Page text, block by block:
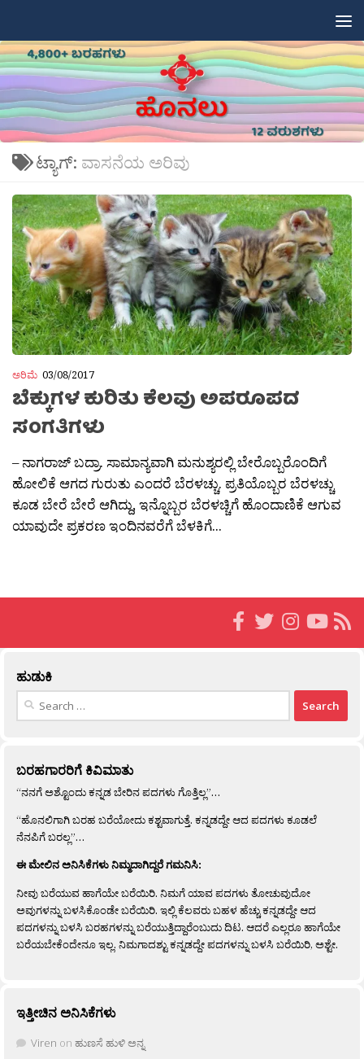
ಟ್ಯಾಗ್: ವಾಸನೆಯ ಅರಿವು
ಅರಿಮೆ 03/08/2017
ಬೆಕ್ಕುಗಳ ಕುರಿತು ಕೆಲವು ಅಪರೂಪದ
ಸಂಗತಿಗಳು
– ನಾಗರಾಜ್ ಬದ್ರಾ. ಸಾಮಾನ್ಯವಾಗಿ ಮನುಶ್ಯರಲ್ಲಿ ಬೇರೊಬ್ಬರೊಂದಿಗೆ
ಹೋಲಿಕೆ ಆಗದ ಗುರುತು ಎಂದರೆ ಬೆರಳಚ್ಚು. ಪ್ರತಿಯೊಬ್ಬರ ಬೆರಳಚ್ಚು
ಕೂಡ ಬೇರೆ ಬೇರೆ ಆಗಿದ್ದು, ಇನ್ನೊಬ್ಬರ ಬೆರಳಚ್ಚಿಗೆ ಹೊಂದಾಣಿಕೆ ಆಗುವ
ಯಾವುದೇ ಪ್ರಕರಣ ಇಂದಿನವರೆಗೆ ಬೆಳಕಿಗೆ...
ಹುಡುಕಿ
Search
ಬರಹಗಾರರಿಗೆ ಕಿವಿಮಾತು
“ನನಗೆ ಅಶ್ಟೊಂದು ಕನ್ನಡ ಬೇರಿನ ಪದಗಳು ಗೊತ್ತಿಲ್ಲ”…
“ಹೊನಲಿಗಾಗಿ ಬರಹ ಬರೆಯೋದು ಕಶ್ಟವಾಗುತ್ತೆ. ಕನ್ನಡದ್ದೇ ಆದ ಪದಗಳು ಕೂಡಲೆ
ನೆನಪಿಗೆ ಬರಲ್ಲ”…
ಈ ಮೇಲಿನ ಅನಿಸಿಕೆಗಳು ನಿಮ್ಮದಾಗಿದ್ದರೆ ಗಮನಿಸಿ:
ನೀವು ಬರೆಯುವ ಹಾಗೆಯೇ ಬರೆಯಿರಿ. ನಿಮಗೆ ಯಾವ ಪದಗಳು ತೋಚುವುದೋ
ಅವುಗಳನ್ನು ಬಳಸಿಕೊಂಡೇ ಬರೆಯಿರಿ. ಇಲ್ಲಿ ಕೆಲವರು ಬಹಳ ಹೆಚ್ಚು ಕನ್ನಡದ್ದೇ ಆದ
ಪದಗಳನ್ನು ಬಳಸಿ ಬರಹಗಳನ್ನು ಬರೆಯುತ್ತಿದ್ದಾರೆಂಬುದು ದಿಟ. ಆದರೆ ಎಲ್ಲರೂ ಹಾಗೆಯೇ
ಬರೆಯಬೇಕೆಂದೇನೂ ಇಲ್ಲ. ನಿಮಗಾದಶ್ಟು ಕನ್ನಡದ್ದೇ ಪದಗಳನ್ನು ಬಳಸಿ ಬರೆಯಿರಿ, ಅಶ್ಟೇ.
ಇತ್ತೀಚಿನ ಅನಿಸಿಕೆಗಳು
Viren on ಹುಣಸೆ ಹುಳಿ ಅನ್ನ